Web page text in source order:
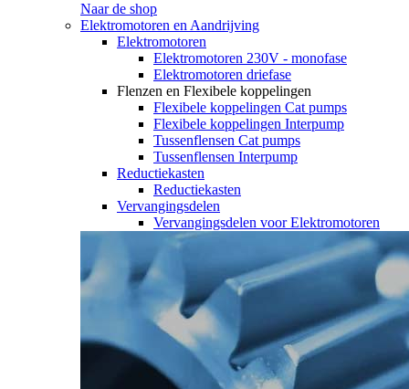
Naar de shop
Elektromotoren en Aandrijving
Elektromotoren
Elektromotoren 230V - monofase
Elektromotoren driefase
Flenzen en Flexibele koppelingen
Flexibele koppelingen Cat pumps
Flexibele koppelingen Interpump
Tussenflensen Cat pumps
Tussenflensen Interpump
Reductiekasten
Reductiekasten
Vervangingsdelen
Vervangingsdelen voor Elektromotoren